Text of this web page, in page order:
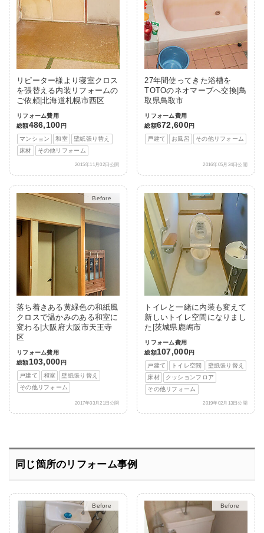
リピーター様より寝室クロス
を張替える内装リフォームの
ご依頼|北海道札幌市西区
リフォーム費用
総額486,100 円
マンション
和室
壁紙張り替え
床材
その他リフォーム
2015年11月02日公開
27年間使ってきた浴槽を
TOTOのネオマーブへ交換|鳥
取県鳥取市
リフォーム費用
総額672,600円
戸建て
お風呂 その他リフォーム
2016年05月24日公開
After
落ち着きある黄緑色の和紙風
クロスで温かみのある和室に
変わる|大阪府大阪市天王寺
区
リフォーム費用
総額103,000 円
戸建て
和室
壁紙張り替え
その他リフォーム
2017年03月21日公開
トイレと一緒に内装も変えて
新しいトイレ空間になりまし
た|茨城県鹿嶋市
リフォーム費用
総額107,000円
戸建て
トイレ空間
壁紙張り替え
床材
クッションフロア
その他リフォーム
2019年02月13日公開
同じ箇所のリフォーム事例
After After